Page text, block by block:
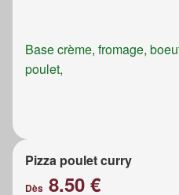
Base crème, fromage,
poulet,
Pizza poulet curry
Dès 8.50 €